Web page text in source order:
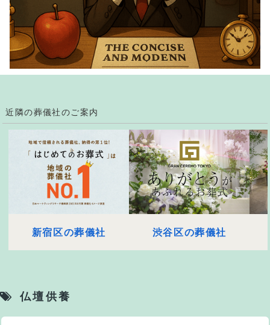
近隣の葬儀社のご案内
新宿区の葬儀社 渋谷区の葬儀社
仏壇供養